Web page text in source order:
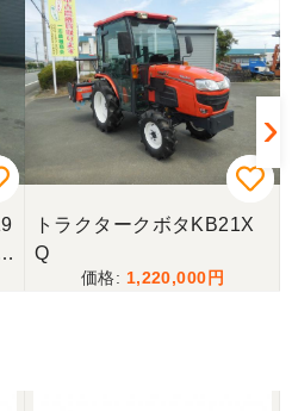
りました。また、機会があれば
。
スムーズでした。ありがとう
素早く対応していただき感謝
トラクタークボタKB21X
Q
1,220,000